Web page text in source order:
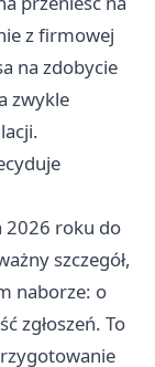
z firmowej
na zdobycie
zwykle
2026 roku do
szczegół,
naborze: o
zgłoszeń. To